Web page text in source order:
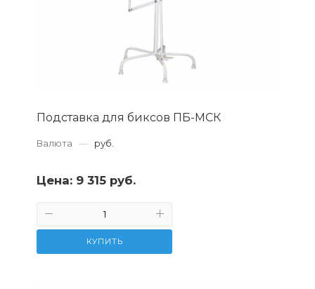
Подставка для биксов ПБ-МСК
Валюта — руб.
Цена: 9 315 руб.
КУПИТЬ